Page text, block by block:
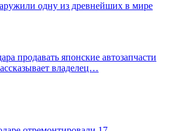
одну из древнейших в мире
продавать японские автозапчасти
владелец…